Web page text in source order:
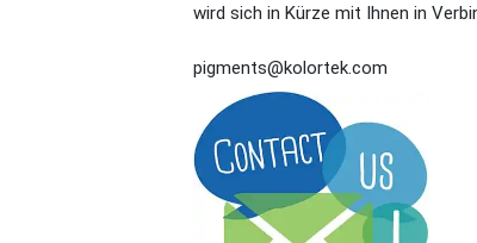
wird sich in Kürze mit Ihnen in
pigments@kolortek.com